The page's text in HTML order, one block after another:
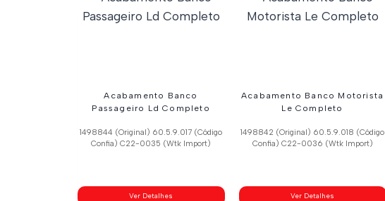
Acabamento Banco
Passageiro Ld Completo
1498844 (Original) 60.5.9.017 (Código
Confia) C22-0035 (Wtk Import)
Ver Detalhes
Acabamento Banco Motorista
Le Completo
1498842 (Original) 60.5.9.018 (Código
Confia) C22-0036 (Wtk Import)
Ver Detalhes